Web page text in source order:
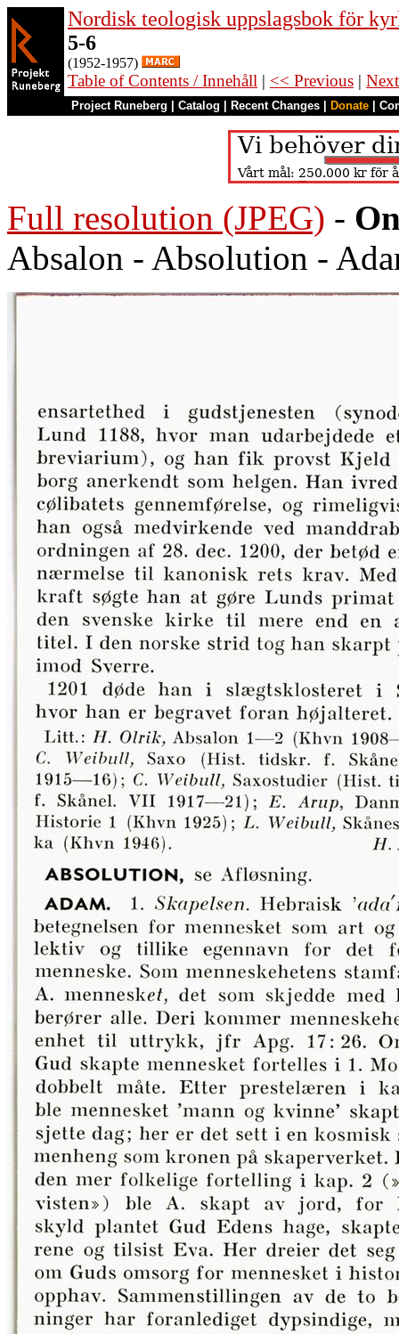
Nordisk teologisk uppslagsbok för
5-6
(1952-1957)
Table of Contents / Innehåll | << Previous |
Project Runeberg Catalog Recent Changes Donate
Full resolution (JPEG) -
Absalon - Absolution -